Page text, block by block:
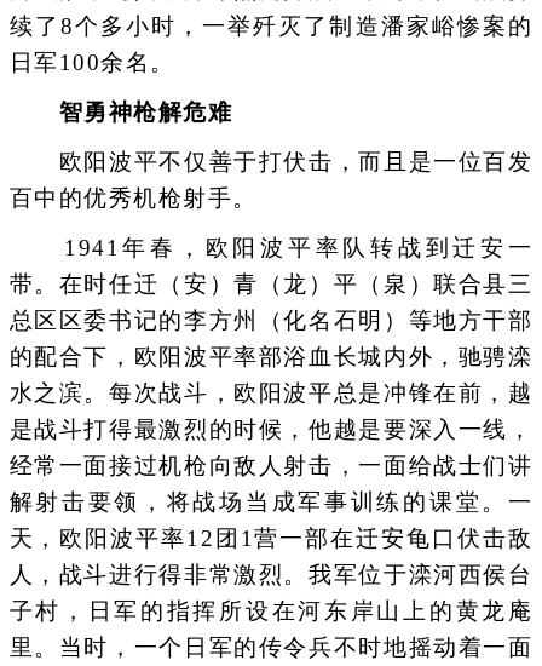
续了8个多小时，一举歼灭了制造潘家峪惨案的
日军100余名。
智勇神枪解危难
欧阳波平不仅善于打伏击，而且是一位百发
百中的优秀机枪射手。
1941年春，欧阳波平率队转战到迁安一
带。在时任迁（安）青（龙）平（泉）联合县三
总区区委书记的李方州（化名石明）等地方干部
的配合下，欧阳波平率部浴血长城内外，驰骋滦
水之滨。每次战斗，欧阳波平总是冲锋在前，越
是战斗打得最激烈的时候，他越是要深入一线，
经常一面接过机枪向敌人射击，一面给战士们讲
解射击要领，将战场当成军事训练的课堂。一
天，欧阳波平率12团1营一部在迁安龟口伏击敌
人，战斗进行得非常激烈。我军位于滦河西侯台
子村，日军的指挥所设在河东岸山上的黄龙庵
里。当时，一个日军的传令兵不时地摇动着一面